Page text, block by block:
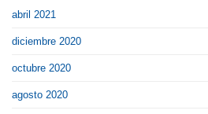
abril 2021
diciembre 2020
octubre 2020
agosto 2020